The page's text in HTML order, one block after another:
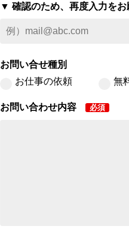
▼ 確認のため、再度入力をお
お問い合せ種別
お仕事の依頼
無
お問い合わせ内容 必須